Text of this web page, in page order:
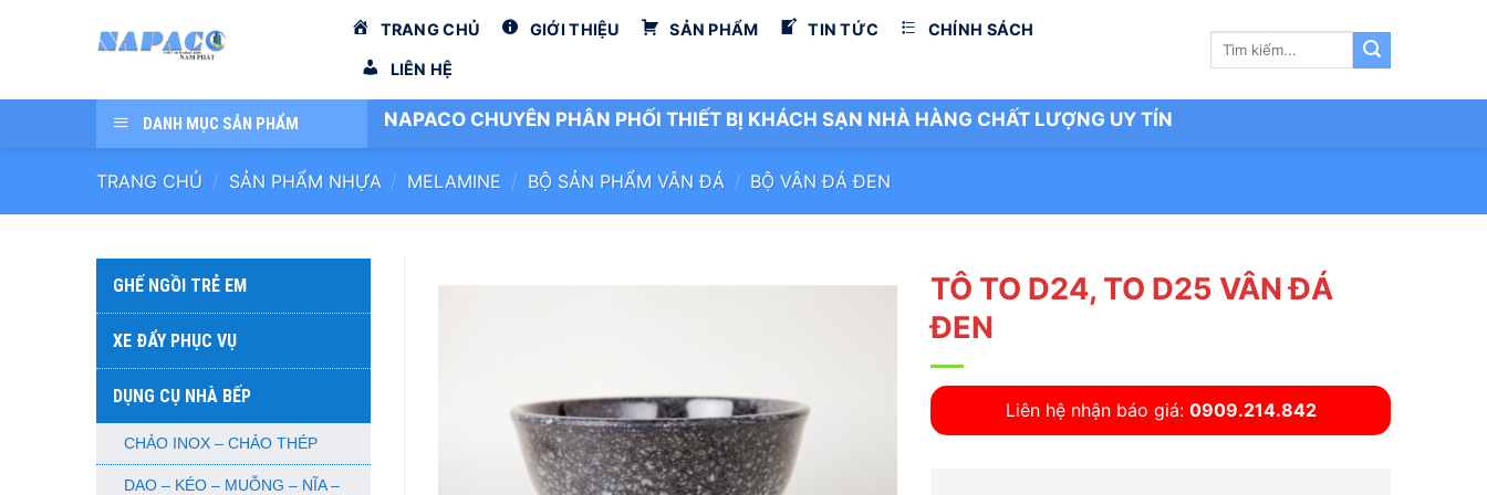
dung
TRANG CHỦ GIỚI THIỆU SẢN PHẨM TIN TỨC CHÍNH SÁCH
LIÊN HỆ
Tìm
DANH MỤC SẢN PHẨM NAPACO CHUYÊN PHÂN PHỐI THIẾT BỊ KHÁCH SẠN NHÀ HÀNG CHẤT LƯỢNG UY TÍN
TRANG CHỦ / SẢN PHẨM NHỰA / MELAMINE / BỘ SẢN PHẨM VÂN ĐÁ / BỘ VÂN ĐÁ ĐEN
GHẾ NGỒI TRẺ EM
XE ĐẨY PHỤC VỤ
DỤNG CỤ NHÀ BẾP
CHẢO INOX – CHẢO THÉP
DAO – KÉO – MUỖNG – NĨA –
TÔ TO D24, TO D25 VÂN ĐÁ
ĐEN
Liên hệ nhận báo giá: 0909.214.842